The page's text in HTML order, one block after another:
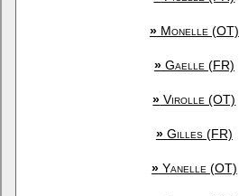
»Monelle (OT)
»Gaelle (FR)
» Virolle (OT)
»Gilles (FR)
»Yanelle (OT)